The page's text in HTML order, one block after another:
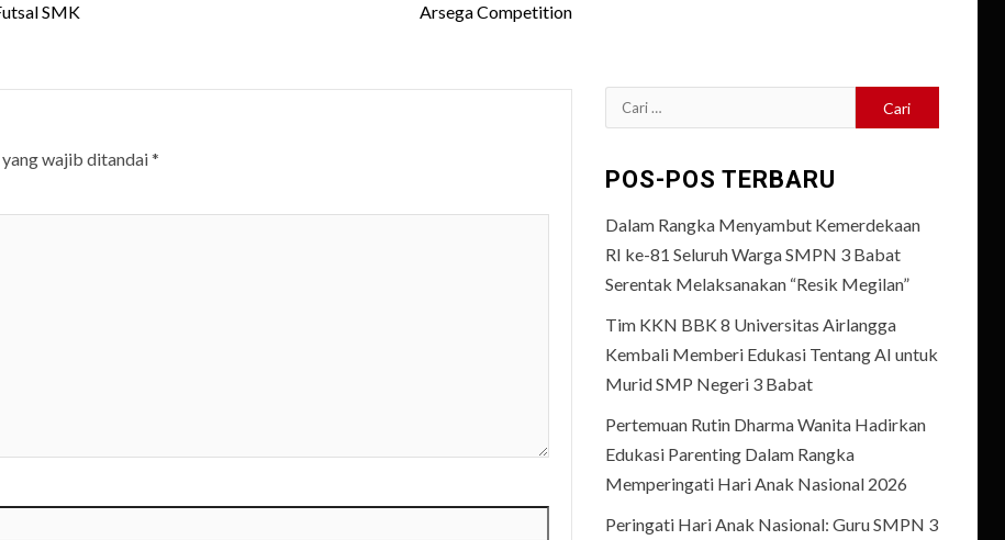
SMK
Arsega Competition
yang wajib ditandai*
Cari
untuk:
POS-POS TERBARU
Dalam Rangka Menyambut Kemerdekaan
RI ke-81 Seluruh Warga SMPN 3 Babat
Serentak Melaksanakan “Resik Megilan”
Tim KKN BBK 8 Universitas Airlangga
Kembali Memberi Edukasi Tentang AI untuk
Murid SMP Negeri 3 Babat
Pertemuan Rutin Dharma Wanita Hadirkan
Edukasi Parenting Dalam Rangka
Memperingati Hari Anak Nasional 2026
Peringati Hari Anak Nasional: Guru SMPN 3